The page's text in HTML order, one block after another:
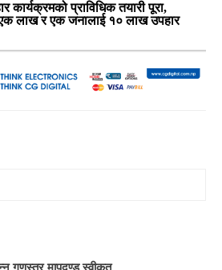
कार्यक्रमको प्राविधिक तयारी पूरा,
लाख र एक जनालाई १० लाख उपहार